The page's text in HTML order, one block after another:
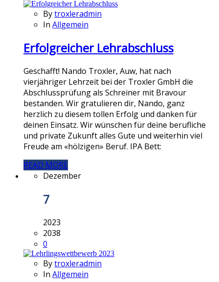
Bytroxleradmin
In Allgemein
Erfolgreicher Lehrabschluss
Geschafft! Nando Troxler, Auw, hat nach
vierjähriger Lehrzeit bei der Troxler GmbH die
Abschlussprüfung als Schreiner mit Bravour
bestanden. Wir gratulieren dir, Nando, ganz
herzlich zu diesem tollen Erfolg und danken für
deinen Einsatz. Wir wünschen für deine berufliche
und private Zukunft alles Gute und weiterhin viel
Freude am «hölzigen» Beruf. IPA Bett:
READ MORE
Dezember
7
2023
2038
0
Bytroxleradmin
In Allgemein